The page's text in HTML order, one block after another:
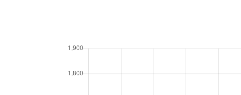
日下町
1,500万円 石切
鴻池町